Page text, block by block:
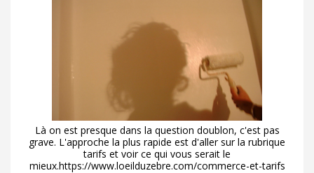
Là on est presque dans la question doublon, c'est pas
grave. L'approche la plus rapide est d'aller sur la rubrique
tarifs et voir ce qui vous serait le
mieux.https://www.loeilduzebre.com/commerce-et-tarifs